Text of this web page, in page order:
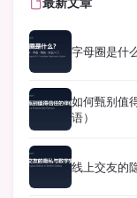
字母圈是什
如何甄别值
语）
线上交友的